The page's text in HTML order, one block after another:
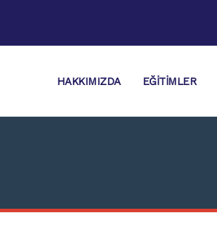
HAKKIMIZDA EĞITIMLER